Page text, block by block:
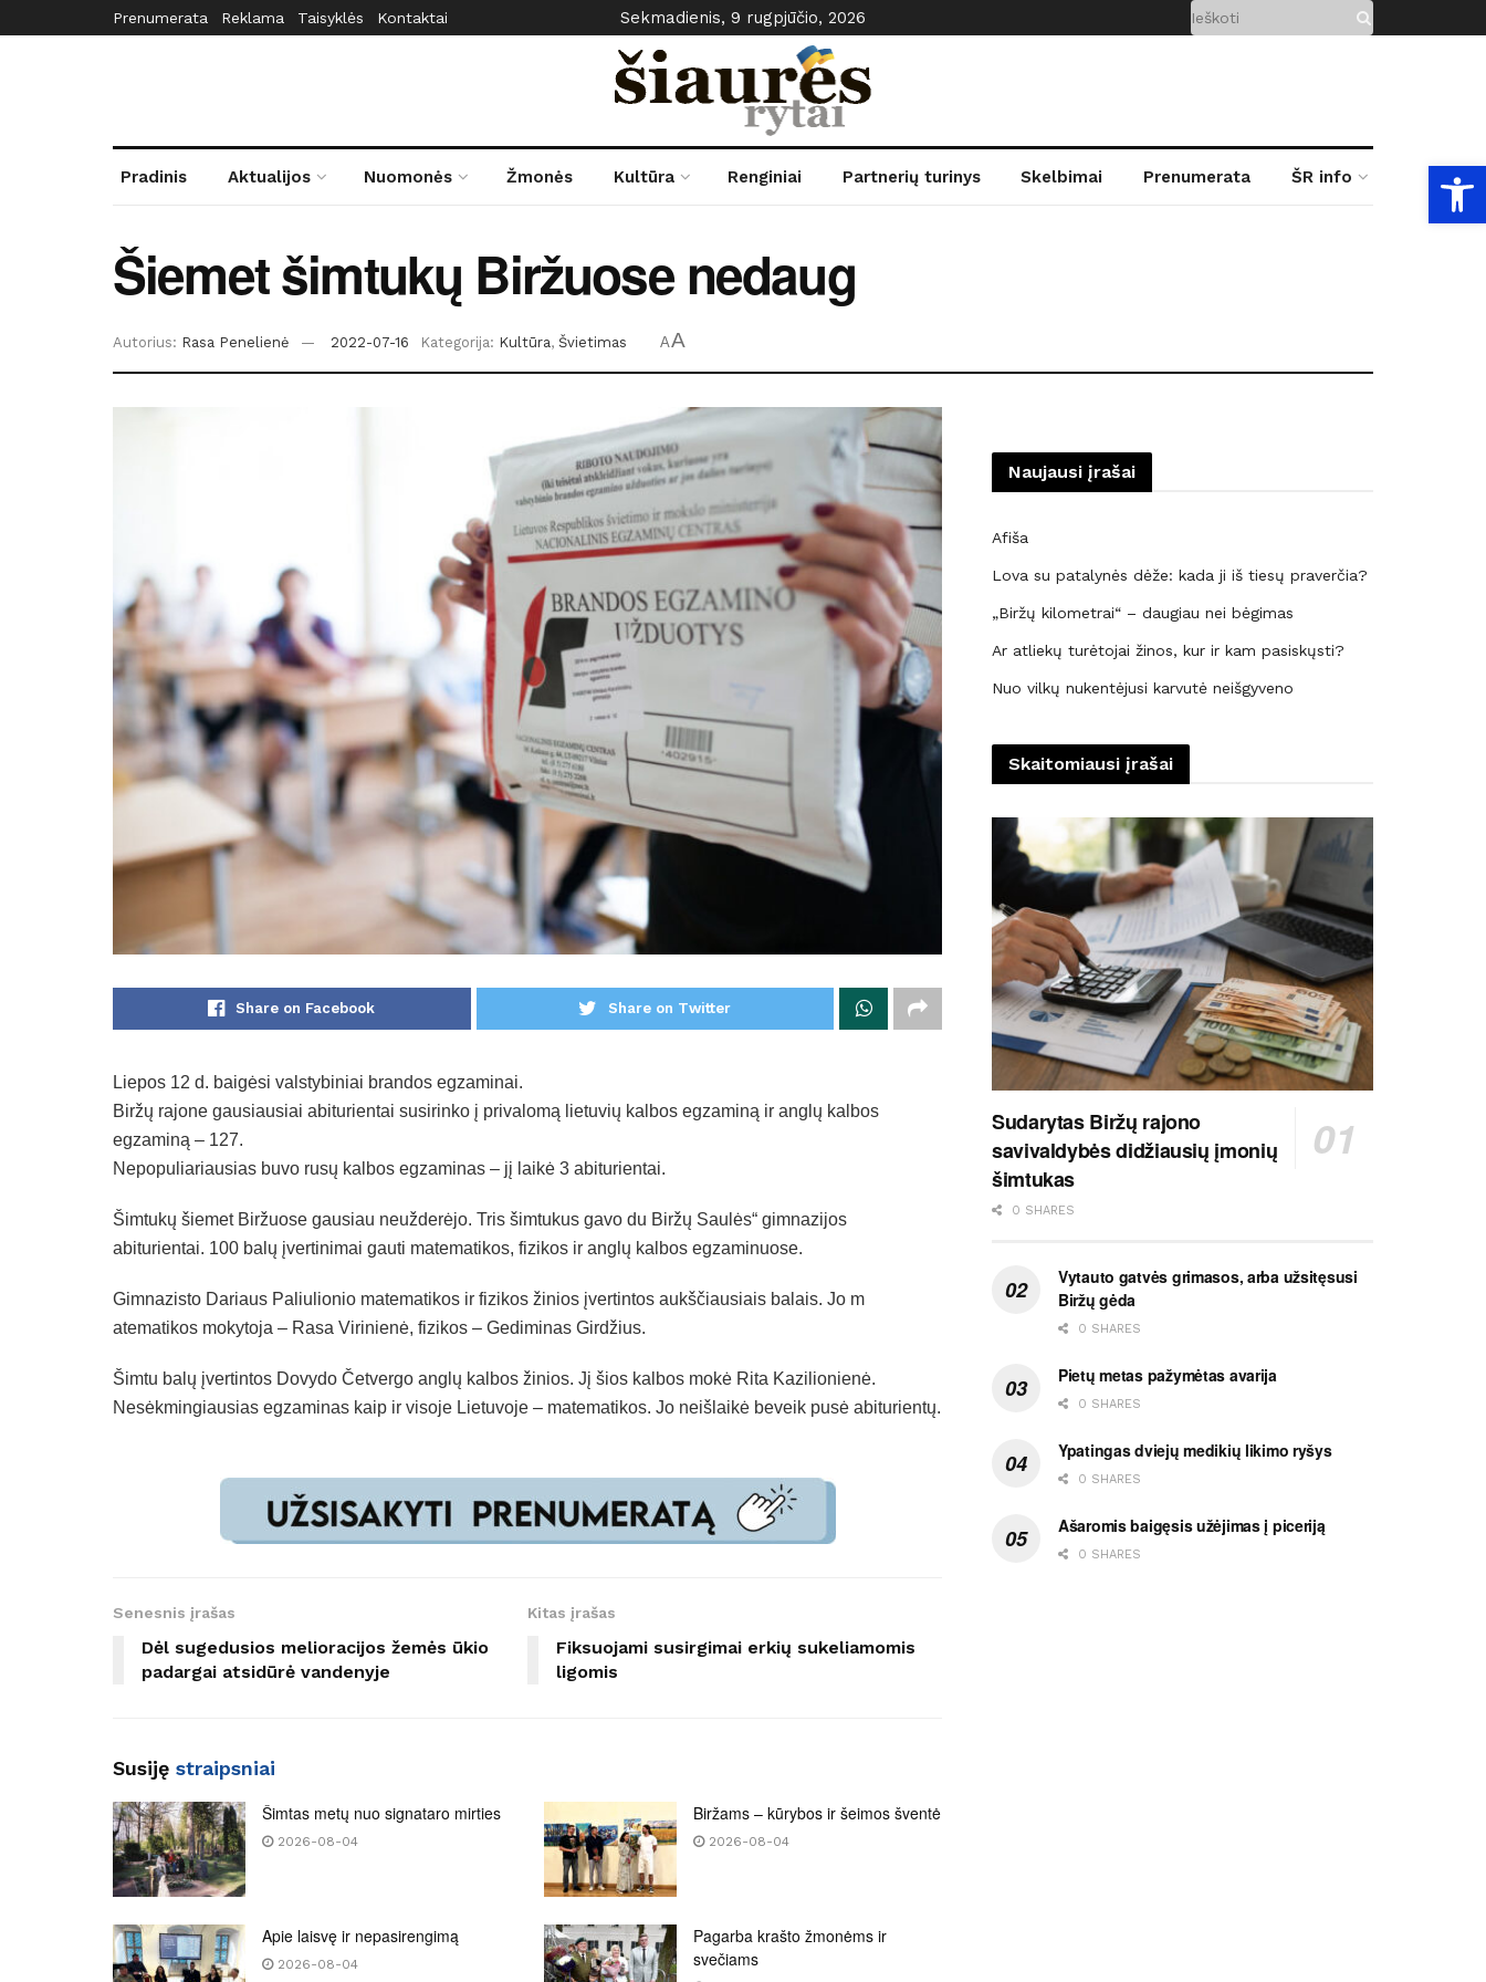
Prenumerata Reklama Taisyklės Kontaktai Sekmadienis, 9 rugpjūčio, 2026
Pradinis Aktualijos Nuomonės Žmonės Kultūra Renginiai Partnerių turinys Skelbimai Prenumerata ŠR info
Šiemet šimtukų Biržuose nedaug
Autorius: Rasa Penelienė 2022-07-16 Kategorija: Kultūra, Švietimas AA
Share on Facebook Share on Twitter
Liepos 12 d. baigėsi valstybiniai brandos egzaminai.
Biržų rajone gausiausiai abiturientai susirinko į privalomą lietuvių kalbos egzaminą ir anglų kalbos
egzaminą – 127.
Nepopuliariausias buvo rusų kalbos egzaminas – jį laikė 3 abiturientai.
Šimtukų šiemet Biržuose gausiau neužderėjo. Tris šimtukus gavo du Biržų Saulės“ gimnazijos
abiturientai. 100 balų įvertinimai gauti matematikos, fizikos ir anglų kalbos egzaminuose.
Gimnazisto Dariaus Paliulionio matematikos ir fizikos žinios įvertintos aukščiausiais balais. Jo m
atematikos mokytoja – Rasa Virinienė, fizikos – Gediminas Girdžius.
Šimtu balų įvertintos Dovydo Četvergo anglų kalbos žinios. Jį šios kalbos mokė Rita Kazilionienė.
Nesėkmingiausias egzaminas kaip ir visoje Lietuvoje – matematikos. Jo neišlaikė beveik pusė abiturientų.
Senesnis įrašas
Dėl sugedusios melioracijos žemės ūkio
padargai atsidūrė vandenyje
Kitas įrašas
Fiksuojami susirgimai erkių sukeliamomis
ligomis
Susiję straipsniai
Šimtas metų nuo signataro mirties
2026-08-04
Biržams – kūrybos ir šeimos šventė
2026-08-04
Apie laisvę ir nepasirengimą
2026-08-04
Pagarba krašto žmonėms ir
svečiams
Naujausi įrašai
Afiša
Lova su patalynės dėže: kada ji iš tiesų praverčia?
„Biržų kilometrai“ – daugiau nei bėgimas
Ar atliekų turėtojai žinos, kur ir kam pasiskųsti?
Nuo vilkų nukentėjusi karvutė neišgyveno
Skaitomiausi įrašai
Sudarytas Biržų rajono
savivaldybės didžiausių įmonių
šimtukas
0 SHARES
Vytauto gatvės grimasos, arba užsitęsusi
Biržų gėda
0 SHARES
Pietų metas pažymėtas avarija
0 SHARES
Ypatingas dviejų medikių likimo ryšys
0 SHARES
Ašaromis baigęsis užėjimas į piceriją
0 SHARES